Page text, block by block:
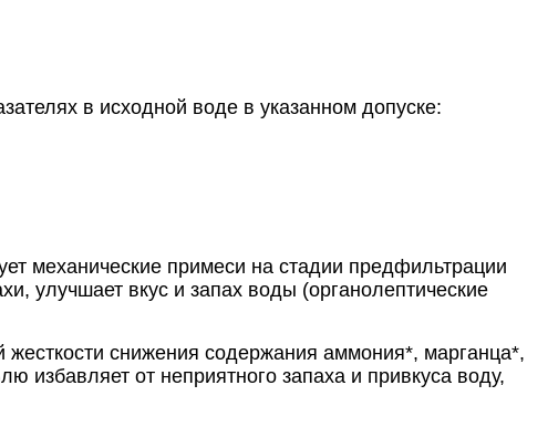
в исходной воде в указанном допуске:
механические примеси на стадии предфильтрации
улучшает вкус и запах воды (органолептические
снижения содержания аммония*, марганца*,
избавляет от неприятного запаха и привкуса воду,